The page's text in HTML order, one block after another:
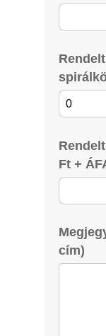
Ft +
cím)